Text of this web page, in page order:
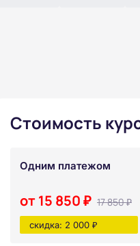
Стоимость
Одним платежом
от 15 850 ₽ 17 850 ₽
скидка: 2 000 ₽